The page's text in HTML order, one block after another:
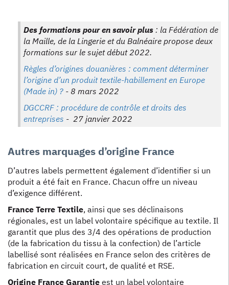
Des formations pour en savoir plus : la Fédération de
la Maille, de la Lingerie et du Balnéaire propose deux
formations sur le sujet début 2022.
Règles d’origines douanières : comment déterminer
l’origine d’un produit textile-habillement en Europe
(Made in) ? - 8 mars 2022
DGCCRF : procédure de contrôle et droits des
entreprises - 27 janvier 2022
Autres marquages d’origine France
D’autres labels permettent également d’identifier si un
produit a été fait en France. Chacun offre un niveau
d’exigence différent.
France Terre Textile, ainsi que ses déclinaisons
régionales, est un label volontaire spécifique au textile. Il
garantit que plus des 3/4 des opérations de production
(de la fabrication du tissu à la confection) de l’article
labellisé sont réalisées en France selon des critères de
fabrication en circuit court, de qualité et RSE.
Origine France Garantie est un label volontaire